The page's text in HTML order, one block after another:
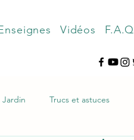
Vidéos F.A.Q
Jardin Trucs et astuces